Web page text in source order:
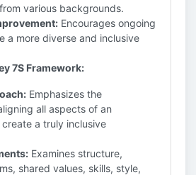
various backgrounds.
Encourages ongoing
a more diverse and inclusive
7S Framework:
Emphasizes the
all aspects of an
a truly inclusive
Examines structure,
shared values, skills, style,